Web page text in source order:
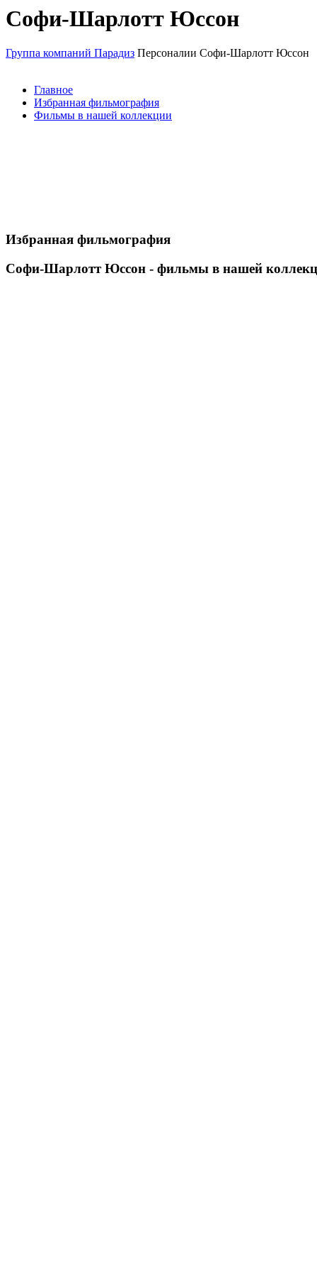
Софи-Шарлотт Юссон
Группа компаний Парадиз Персоналии Софи-Шарлотт Юссон
Главное
Избранная фильмография
Фильмы в нашей коллекции
Избранная фильмография
Софи-Шарлотт Юссон - фильмы в нашей